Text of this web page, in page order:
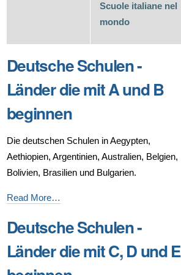
Scuole italiane nel
mondo
Deutsche Schulen -
Länder die mit A und B
beginnen
Die deutschen Schulen in Aegypten,
Aethiopien, Argentinien, Australien, Belgien,
Bolivien, Brasilien und Bulgarien.
Deutsche
Länder
die
Read More…
Deutsche Schulen -
Länder die mit C, D und E